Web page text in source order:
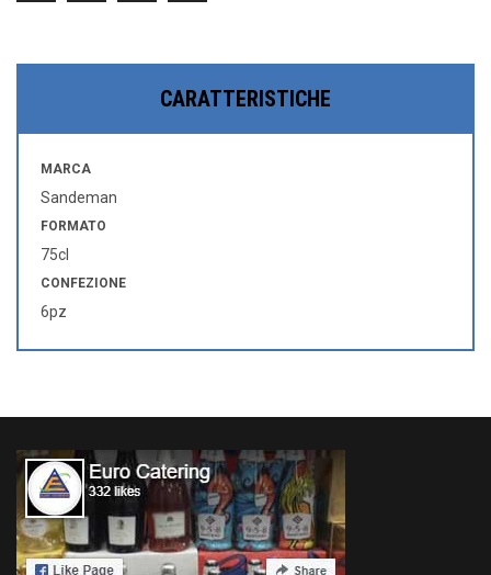
CARATTERISTICHE
MARCA
Sandeman
FORMATO
75cl
CONFEZIONE
6pz